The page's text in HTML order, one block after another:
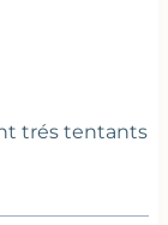
trés tentants